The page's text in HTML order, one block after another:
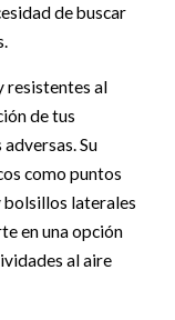
de buscar
resistentes al
de tus
Su
como puntos
bolsillos laterales
en una opción
al aire